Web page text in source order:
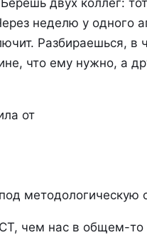
двух коллег:
неделю у одного
Разбираешься, в
что ему нужно, а
от
методологическую
чем нас в общем-то